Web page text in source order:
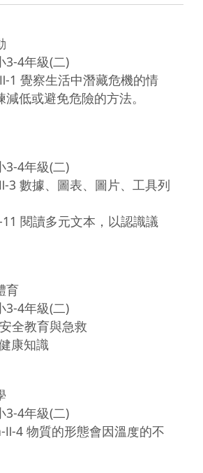
3-4年級(二)
1 覺察生活中潛藏危機的情
低或避免危險的方法。
3-4年級(二)
3 數據、圖表、圖片、工具列
閱讀多元文本，以認識議
育
3-4年級(二)
全教育與急救
康知識
3-4年級(二)
4 物質的形態會因溫度的不